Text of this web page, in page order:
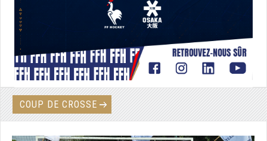
COUP DE CROSSE